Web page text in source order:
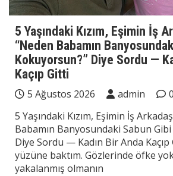
5 Yaşındaki Kızım, Eşimin İş
“Neden Babamın
Kokuyorsun?” Diye Sordu —
Kaçıp Gitti
5 Ağustos 2026 admin
0
5 Yaşındaki Kızım, Eşimin İş
Babamın Banyosundaki Sabun
Diye Sordu — Kadın Bir Anda Kaçıp
yüzüne baktım. Gözlerinde öfke
yakalanmış olmanın